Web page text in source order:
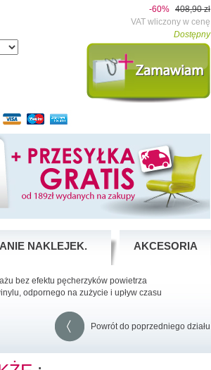
-60% 408,90 zł
VAT wliczony w cenę
Dostępny
NAKLEJEK. AKCESORIA
bez efektu pęcherzyków powietrza
odpornego na zużycie i upływ czasu
Powrót do poprzedniego działu